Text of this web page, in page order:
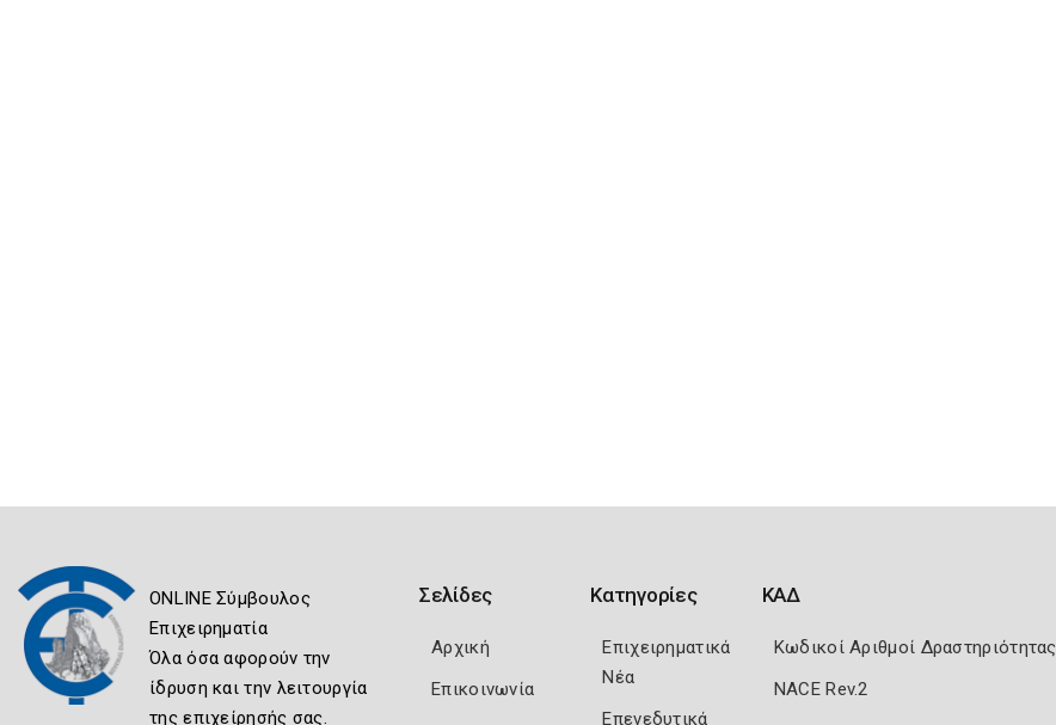
ONLINE Σύμβουλος
Επιχειρηματία
Όλα όσα αφορούν την
ίδρυση και την λειτουργία
της επιχείρησής σας.
Σελίδες
Αρχική
Επικοινωνία
Κατηγορίες
Επιχειρηματικά
Νέα
Επενεδυτικά
ΚΑΔ
Κωδικοί Αριθμοί Δραστηριότητας
NACE Rev.2